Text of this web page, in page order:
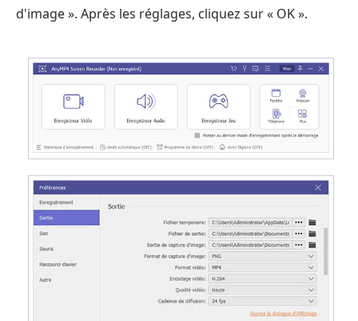
d'image ». Après les réglages, cliquez sur « OK ».